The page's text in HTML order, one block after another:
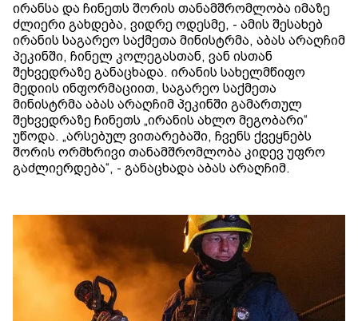
ირანსა და ჩინეთს შორის თანამშრომლობა იმაზე
ძლიერი გახდება, ვიდრე ოდესმე, - ამის შესახებ
ირანის საგარეო საქმეთა მინისტრმა, აბას არაღჩიმ
პეკინში, ჩინელ კოლეგასთან, ვან ისთან
შეხვედრაზე განაცხადა. ირანის სახელმწიფო
მედიის ინფორმაციით, საგარეო საქმეთა
მინისტრმა აბას არაღჩიმ პეკინში გამართულ
შეხვედრაზე ჩინეთს „ირანის ახლო მეგობარი“
უწოდა. „არსებულ ვითარებაში, ჩვენს ქვეყნებს
შორის ორმხრივი თანამშრომლობა კიდევ უფრო
გაძლიერდება“, - განაცხადა აბას არაღჩიმ.